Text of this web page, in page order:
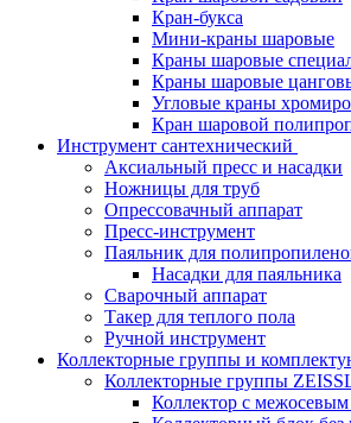
Кран-букса
Мини-краны шаровые
Краны шаровые
Краны шаровые
Угловые краны
Кран шаровой
Инструмент сантехнический
Аксиальный пресс и насадки
Ножницы для труб
Опрессовачный аппарат
Пресс-инструмент
Паяльник для
Насадки для паяльника
Сварочный аппарат
Такер для теплого пола
Ручной инструмент
Коллекторные группы и
Коллекторные группы
Коллектор с межосевым